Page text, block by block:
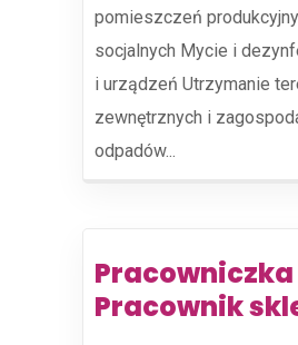
pomieszczeń
socjalnych Mycie i
i urządzeń Utrzymanie
zewnętrznych i
odpadów...
Pracownik